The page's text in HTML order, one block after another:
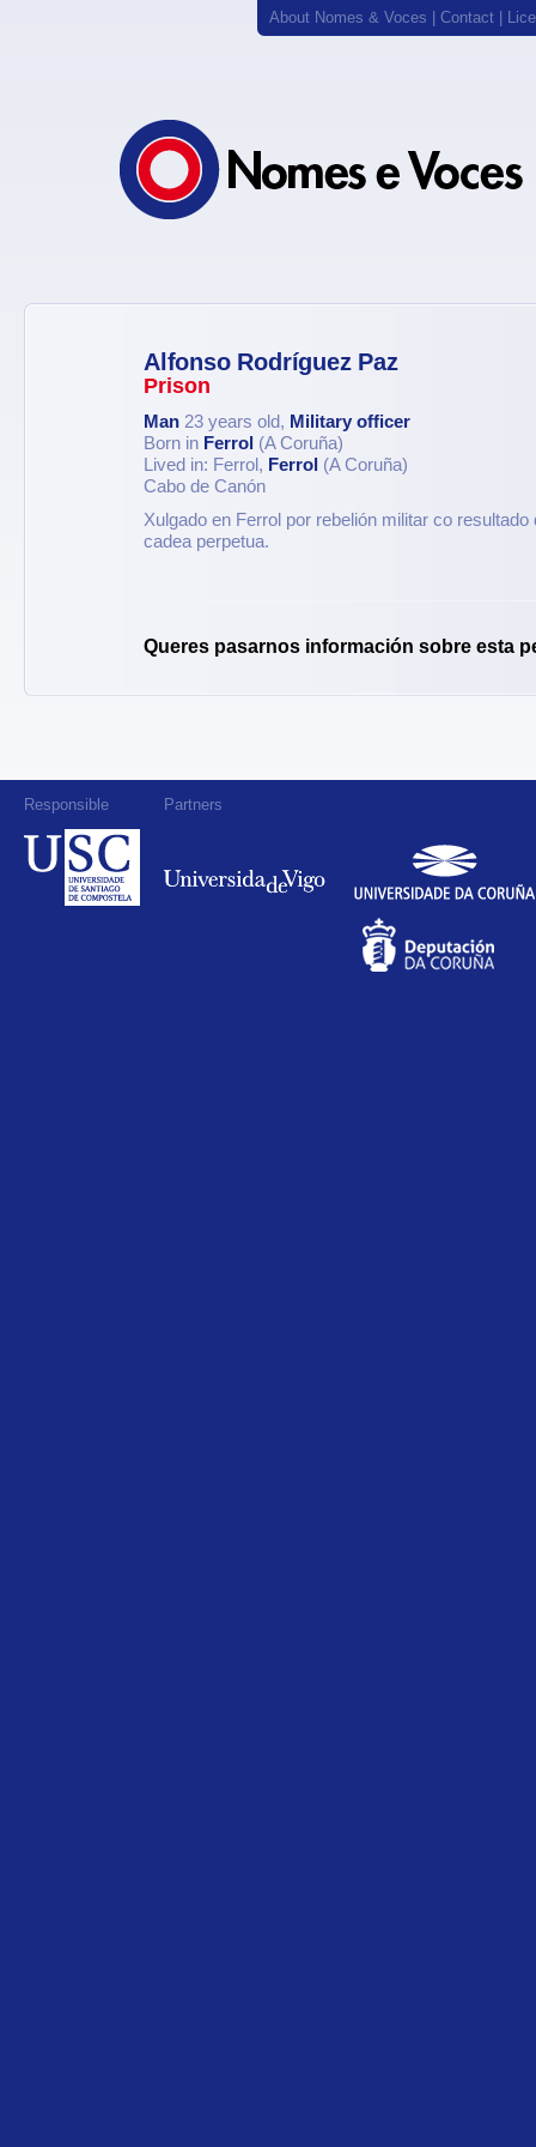
About Nomes & Voces Contact
Alfonso Rodríguez Paz
Prison
Man 23 years old, Military officer
Born in Ferrol (A Coruña)
Lived in: Ferrol, Ferrol (A Coruña)
Cabo de Canón
Xulgado en Ferrol por rebelión militar co resultado
cadea perpetua.
Queres pasarnos información sobre esta
Responsible Partners